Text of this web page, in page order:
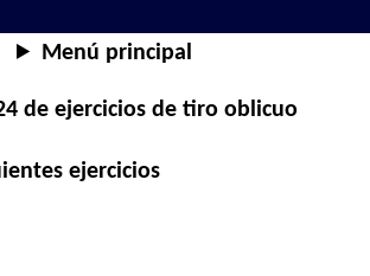
Menú principal
de ejercicios de tiro oblicuo
ejercicios